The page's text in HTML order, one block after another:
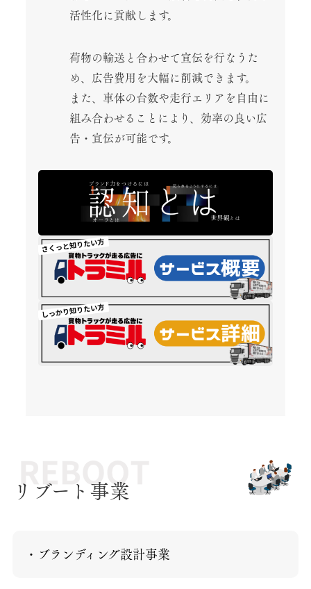
活性化に貢献します。
荷物の輸送と合わせて宣伝を行なうた
め、広告費用を大幅に削減できます。
また、車体の台数や走行エリアを自由に
組み合わせることにより、効率の良い広
告・宣伝が可能です。
リブート事業
・ブランディング設計事業